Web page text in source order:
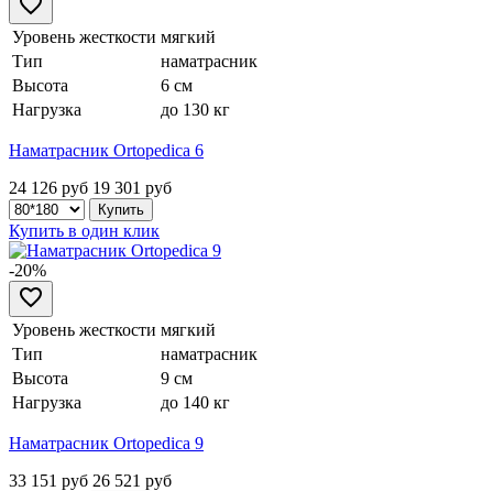
Уровень жесткости мягкий
Тип
наматрасник
Высота
6 см
Нагрузка
до 130 кг
Наматрасник Ortopedica 6
24 126 руб 19 301 руб
Купить в один клик
-20%
Уровень жесткости мягкий
Тип
наматрасник
Высота
9 см
Нагрузка
до 140 кг
Наматрасник Ortopedica 9
33 151 руб 26 521 руб